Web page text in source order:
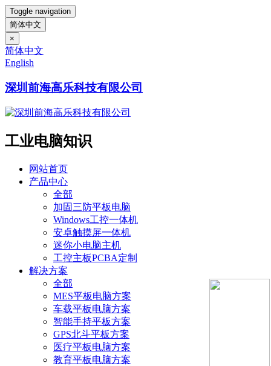
Toggle navigation
简体中文
×
简体中文
English
深圳前海高乐科技有限公司
工业电脑知识
网站首页
产品中心
全部
加固三防平板电脑
Windows工控一体机
安卓触摸屏一体机
迷你小电脑主机
工控主板PCBA定制
解决方案
全部
MES平板电脑方案
车载平板电脑方案
智能手持平板方案
GPS北斗平板方案
医疗平板电脑方案
教育平板电脑方案